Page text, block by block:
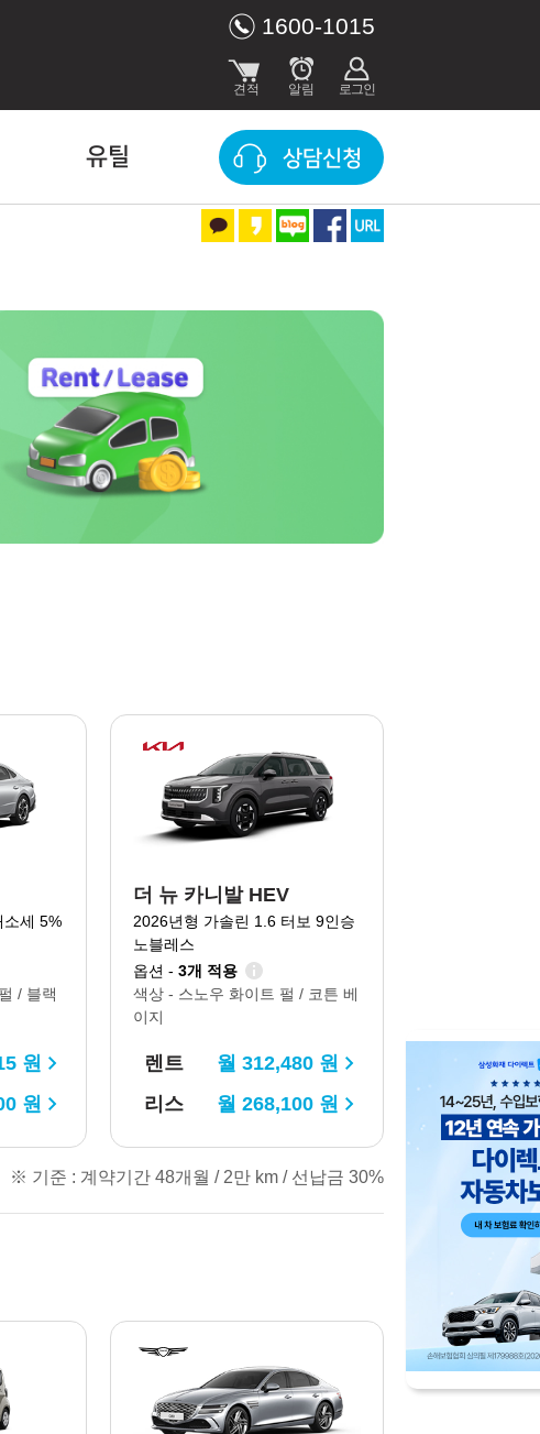
1600-1015
유틸 상담신청
세 5%
/ 블랙
원
원
더 뉴 카니발 HEV
2026년형 가솔린 1.6 터보 9인승
노블레스
옵션 - 3개 적용
색상 - 스노우 화이트 펄 / 코튼 베
이지
렌트 월 312,480 원
리스
월 268,100 원
※ 기준 : 계약기간 48개월 / 2만 km / 선납금 30%